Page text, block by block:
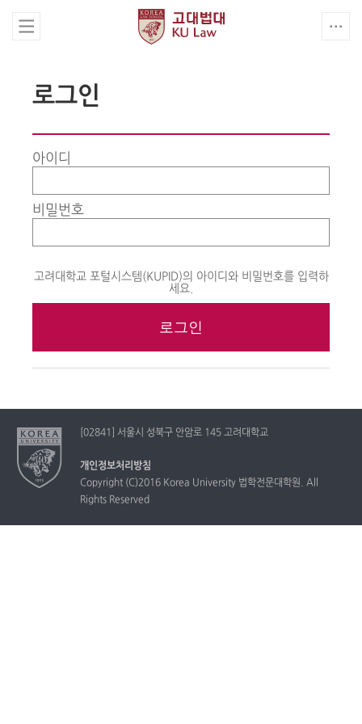
로그인
아이디
비밀번호
고려대학교 포털시스템(KUPID)의 아이디와 비밀번호를 입력하
세요.
[02841] 서울시 성북구 안암로 145 고려대학교
개인정보처리방침
Copyright (C)2016 Korea University 법학전문대학원. All
Rights Reserved